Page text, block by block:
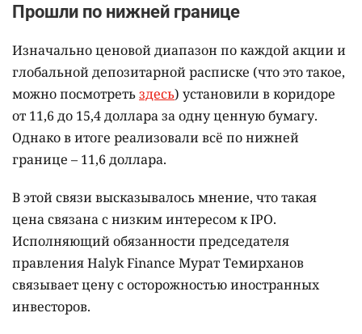
Прошли по нижней границе
Изначально ценовой диапазон по каждой акции и
глобальной депозитарной расписке (что это такое,
можно посмотретьздесь) установили в коридоре
от 11,6 до 15,4 доллара за одну ценную бумагу.
Однако в итоге реализовали всё по нижней
границе – 11,6 доллара.
В этой связи высказывалось мнение, что такая
цена связана с низким интересом к IPO.
Исполняющий обязанности председателя
правления Halyk Finance Мурат Темирханов
связывает цену с осторожностью иностранных
инвесторов.